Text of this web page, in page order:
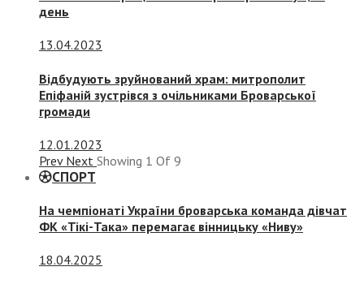
день
13.04.2023
Відбудують зруйнований храм: митрополит
Епіфаній зустрівся з очільниками Броварської
громади
12.01.2023
Prev Next Showing 1 Of 9
СПОРТ
На чемпіонаті України броварська команда дівчат
ФК «Тікі-Така» перемагає вінницьку «Ниву»
18.04.2025